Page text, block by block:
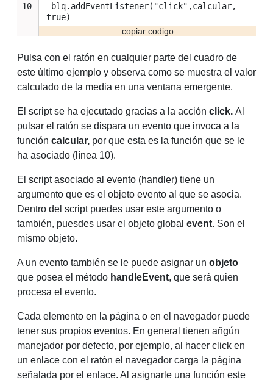
blq.addEventListener("click",calcular,
true)
Pulsa con el ratón en cualquier parte del cuadro de
este último ejemplo y observa como se muestra el valor
calculado de la media en una ventana emergente.
El script se ha ejecutado gracias a la acción click. Al
pulsar el ratón se dispara un evento que invoca a la
función calcular, por que esta es la función que se le
ha asociado (línea 10).
El script asociado al evento (handler) tiene un
argumento que es el objeto evento al que se asocia.
Dentro del script puedes usar este argumento o
también, puesdes usar el objeto global event. Son el
mismo objeto.
A un evento también se le puede asignar un objeto
que posea el método handleEvent, que será quien
procesa el evento.
Cada elemento en la página o en el navegador puede
tener sus propios eventos. En general tienen añgún
manejador por defecto, por ejemplo, al hacer click en
un enlace con el ratón el navegador carga la página
señalada por el enlace. Al asignarle una función este